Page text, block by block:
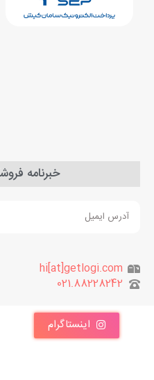
خبرنامه
hi[at]getlogi.com
021.88228242
اینستاگرام